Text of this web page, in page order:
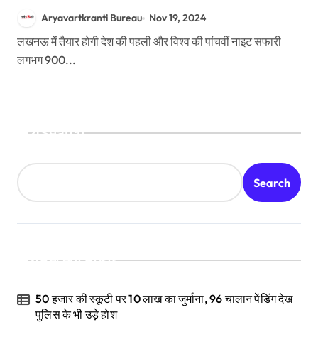
Aryavartkranti Bureau Nov 19, 2024
लखनऊ में तैयार होगी देश की पहली और विश्व की पांचवीं नाइट सफारी
लगभग 900...
Search
Search
Recent Posts
50 हजार की स्कूटी पर 10 लाख का जुर्माना, 96 चालान पेंडिंग देख
पुलिस के भी उड़े होश